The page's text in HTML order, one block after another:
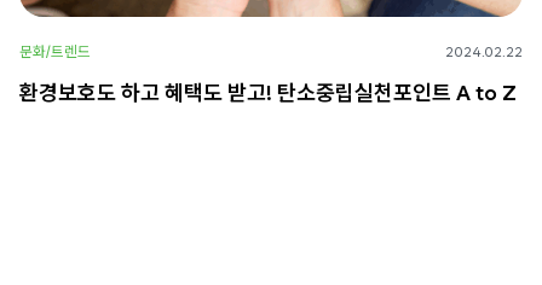
문화/트렌드 2024.02.22
환경보호도 하고 혜택도 받고! 탄소중립실천포인트 A to Z